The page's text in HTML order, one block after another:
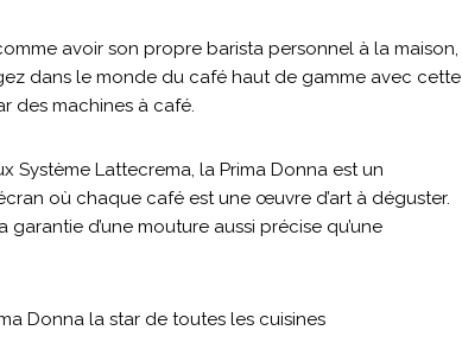
avoir son propre barista personnel à la maison,
dans le monde du café haut de gamme avec cette
des machines à café.
Système Lattecrema, la Prima Donna est un
où chaque café est une œuvre d’art à déguster.
d’une mouture aussi précise qu’une
Donna la star de toutes les cuisines